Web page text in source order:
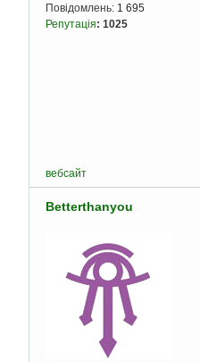
Повідомлень: 1 695
Репутація: 1025
вебсайт
Betterthanyou